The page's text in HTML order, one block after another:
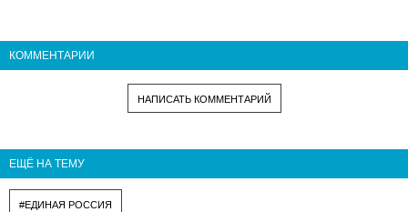
КОММЕНТАРИИ
НАПИСАТЬ КОММЕНТАРИЙ
ЕЩЁ НА ТЕМУ
#ЕДИНАЯ РОССИЯ